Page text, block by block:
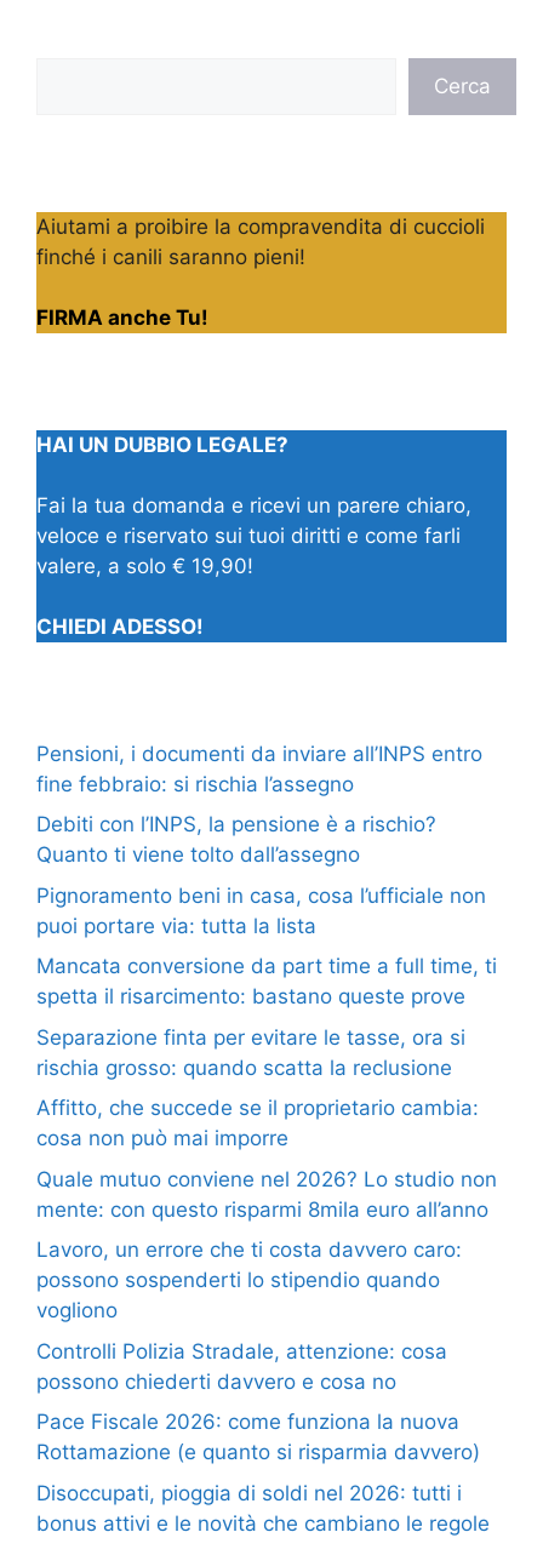
Cerca
Aiutami a proibire la compravendita di cuccioli
finché i canili saranno pieni!
FIRMA anche Tu!
HAI UN DUBBIO LEGALE?
Fai la tua domanda e ricevi un parere chiaro,
veloce e riservato sui tuoi diritti e come farli
valere, a solo € 19,90!
CHIEDI ADESSO!
Pensioni, i documenti da inviare all’INPS entro
fine febbraio: si rischia l’assegno
Debiti con l’INPS, la pensione è a rischio?
Quanto ti viene tolto dall’assegno
Pignoramento beni in casa, cosa l’ufficiale non
puoi portare via: tutta la lista
Mancata conversione da part time a full time, ti
spetta il risarcimento: bastano queste prove
Separazione finta per evitare le tasse, ora si
rischia grosso: quando scatta la reclusione
Affitto, che succede se il proprietario cambia:
cosa non può mai imporre
Quale mutuo conviene nel 2026? Lo studio non
mente: con questo risparmi 8mila euro all’anno
Lavoro, un errore che ti costa davvero caro:
possono sospenderti lo stipendio quando
vogliono
Controlli Polizia Stradale, attenzione: cosa
possono chiederti davvero e cosa no
Pace Fiscale 2026: come funziona la nuova
Rottamazione (e quanto si risparmia davvero)
Disoccupati, pioggia di soldi nel 2026: tutti i
bonus attivi e le novità che cambiano le regole